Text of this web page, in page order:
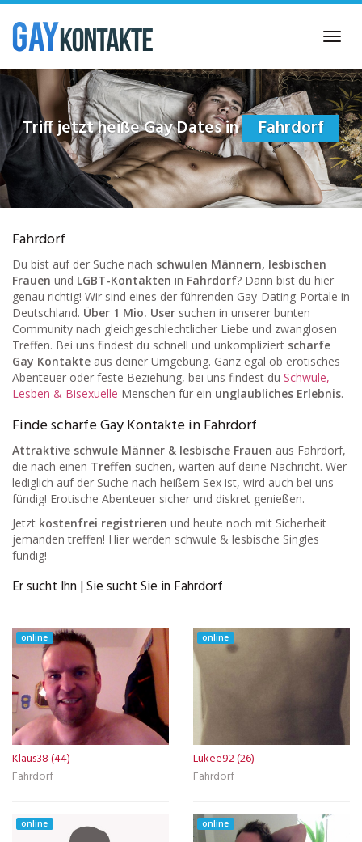
Skip
main
content
Triff jetzt heiße Gay Dates in Fahrdorf
Fahrdorf
Du bist auf der Suche nach schwulen Männern, lesbischen
Frauen und LGBT-Kontakten in Fahrdorf? Dann bist du hier
genau richtig! Wir sind eines der führenden Gay-Dating-Portale in
Deutschland. Über 1 Mio. User suchen in unserer bunten
Community nach gleichgeschlechtlicher Liebe und zwanglosen
Treffen. Bei uns findest du schnell und unkompliziert scharfe
Gay Kontakte aus deiner Umgebung. Ganz egal ob erotisches
Abenteuer oder feste Beziehung, bei uns findest du Schwule,
Lesben & Bisexuelle Menschen für ein unglaubliches Erlebnis.
Finde scharfe Gay Kontakte in Fahrdorf
Attraktive schwule Männer & lesbische Frauen aus Fahrdorf,
die nach einen Treffen suchen, warten auf deine Nachricht. Wer
lediglich auf der Suche nach heißem Sex ist, wird auch bei uns
fündig! Erotische Abenteuer sicher und diskret genießen.
Jetzt kostenfrei registrieren und heute noch mit Sicherheit
jemanden treffen! Hier werden schwule & lesbische Singles
fündig!
Er sucht Ihn | Sie sucht Sie in Fahrdorf
online
Klaus38 (44)
Fahrdorf
online
Lukee92 (26)
Fahrdorf
online online